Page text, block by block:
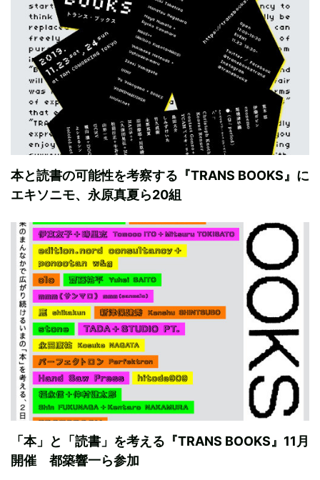
本と読書の可能性を考察する『TRANS BOOKS』に
エキソニモ、永原真夏ら20組
「本」と「読書」を考える『TRANS BOOKS』11月
開催 都築響一ら参加